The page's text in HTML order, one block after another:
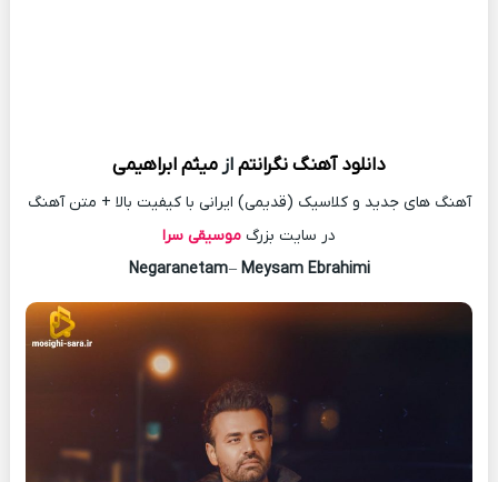
دانلود آهنگنگرانتمازمیثم ابراهیمی
آهنگ های جدید و کلاسیک (قدیمی) ایرانی با کیفیت بالا + متن آهنگ
در سایت بزرگ موسیقی سرا
Negaranetam– Meysam Ebrahimi